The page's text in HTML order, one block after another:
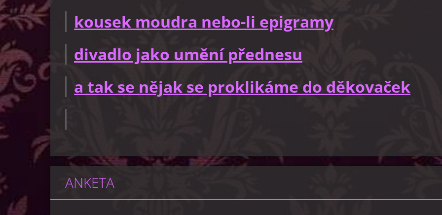
kousek moudra nebo-li epigramy
divadlo jako umění přednesu
a tak se nějak se proklikáme do děkovaček
ANKETA